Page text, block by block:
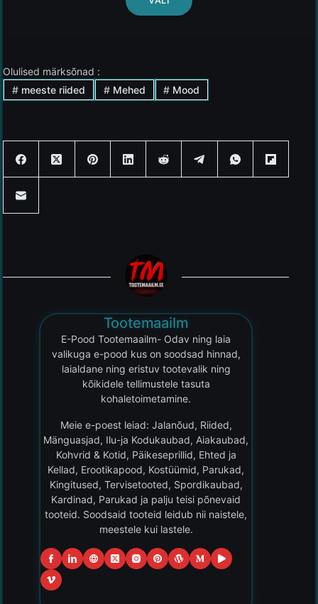
Olulised märksõnad :
#meeste riided #Mehed # Mood
Tootemaailm
E-Pood Tootemaailm- Odav ning laia
valikuga e-pood kus on soodsad hinnad,
laialdane ning eristuv tootevalik ning
kõikidele tellimustele tasuta
kohaletoimetamine.
Meie e-poest leiad: Jalanõud, Riided,
Mänguasjad, Ilu-ja Kodukaubad, Aiakaubad,
Kohvrid & Kotid, Päikeseprillid, Ehted ja
Kellad, Erootikapood, Kostüümid, Parukad,
Kingitused, Tervisetooted, Spordikaubad,
Kardinad, Parukad ja palju teisi põnevaid
tooteid. Soodsaid tooteid leidub nii naistele,
meestele kui lastele.